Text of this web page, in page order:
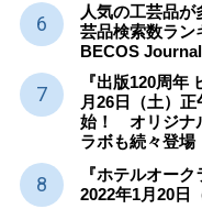
人気の工芸品
芸品検索数ラン
BECOS Journal
『出版120周
月26日（土）
始！ オリジナ
ラボも続々登場
『ホテルオー
2022年1月20日